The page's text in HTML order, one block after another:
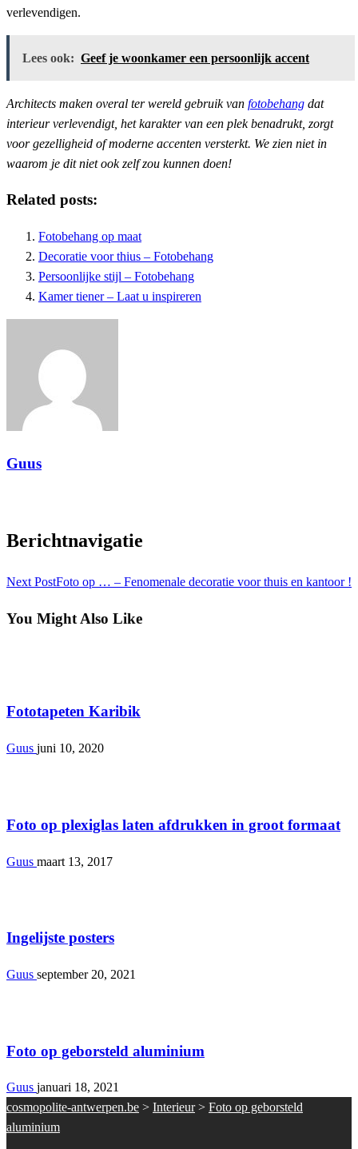
verlevendigen.
Lees ook: Geef je woonkamer een persoonlijk accent
Architects maken overal ter wereld gebruik van fotobehang dat
interieur verlevendigt, het karakter van een plek benadrukt, zorgt
voor gezelligheid of moderne accenten versterkt. We zien niet in
waarom je dit niet ook zelf zou kunnen doen!
Related posts:
Fotobehang op maat
Decoratie voor thius – Fotobehang
Persoonlijke stijl – Fotobehang
Kamer tiener – Laat u inspireren
Guus
Berichtnavigatie
Next PostFoto op … – Fenomenale decoratie voor thuis en kantoor !
You Might Also Like
Fototapeten Karibik
Guus juni 10, 2020
Foto op plexiglas laten afdrukken in groot formaat
Guus maart 13, 2017
Ingelijste posters
Guus september 20, 2021
Foto op geborsteld aluminium
Guus januari 18, 2021
cosmopolite-antwerpen.be > Interieur> Foto op geborsteld
aluminium